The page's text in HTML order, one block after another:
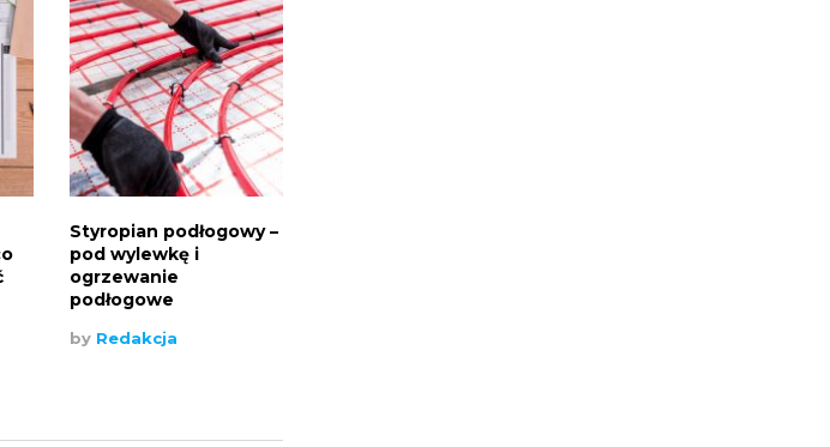
Styropian podłogowy –
pod wylewkę i
ogrzewanie
podłogowe
by Redakcja